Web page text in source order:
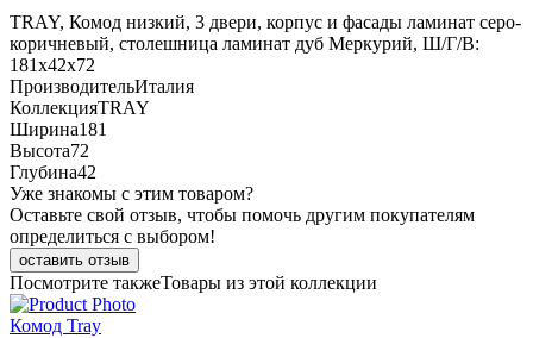
TRAY, Комод низкий, 3 двери, корпус и фасады ламинат серо-
коричневый, столешница ламинат дуб Меркурий, Ш/Г/В:
181х42х72
ПроизводительИталия
КоллекцияTRAY
Ширина181
Высота72
Глубина42
Уже знакомы с этим товаром?
Оставьте свой отзыв, чтобы помочь другим покупателям
определиться с выбором!
оставить отзыв
Посмотрите такжеТовары из этой коллекции
Комод Tray